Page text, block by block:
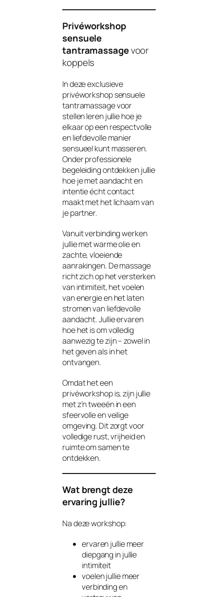
Privéworkshop
sensuele
tantramassagevoor
koppels
In deze exclusieve
privéworkshop sensuele
tantramassage voor
stellen leren jullie hoe je
elkaar op een respectvolle
en liefdevolle manier
sensueel kunt masseren.
Onder professionele
begeleiding ontdekken jullie
hoe je met aandacht en
intentie écht contact
maakt met het lichaam van
je partner.
Vanuit verbinding werken
jullie met warme olie en
zachte, vloeiende
aanrakingen. De massage
richt zich op het versterken
van intimiteit, het voelen
van energie en het laten
stromen van liefdevolle
aandacht. Jullie ervaren
hoe het is om volledig
aanwezig te zijn – zowel in
het geven als in het
ontvangen.
Omdat het een
privéworkshop is, zijn jullie
met z’n tweeën in een
sfeervolle en veilige
omgeving. Dit zorgt voor
volledige rust, vrijheid en
ruimte om samen te
ontdekken.
Wat brengt deze
ervaring jullie?
Na deze workshop:
ervaren jullie meer
diepgang in jullie
intimiteit
voelen jullie meer
verbinding en